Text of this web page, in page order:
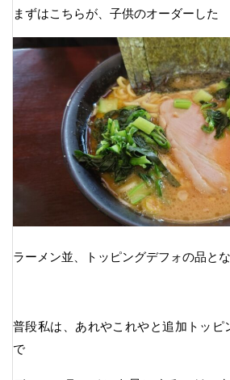
まずはこちらが、子供のオーダーした
ラーメン並、トッピングデフォの品と
普段私は、あれやこれやと追加トッピ
で